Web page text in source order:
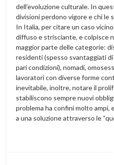
dell’evoluzione culturale. In
divisioni perdono vigore e chi le
In Italia, per citare un caso
diffuso e strisciante, e colpisce
maggior parte delle categorie:
residenti (spesso svantaggiati
pari condizioni), nomadi,
lavoratori con diverse forme
inevitabile, inoltre, notare il
stabiliscono sempre nuovi
problema ha confini molto ampi,
a una soluzione attraverso le